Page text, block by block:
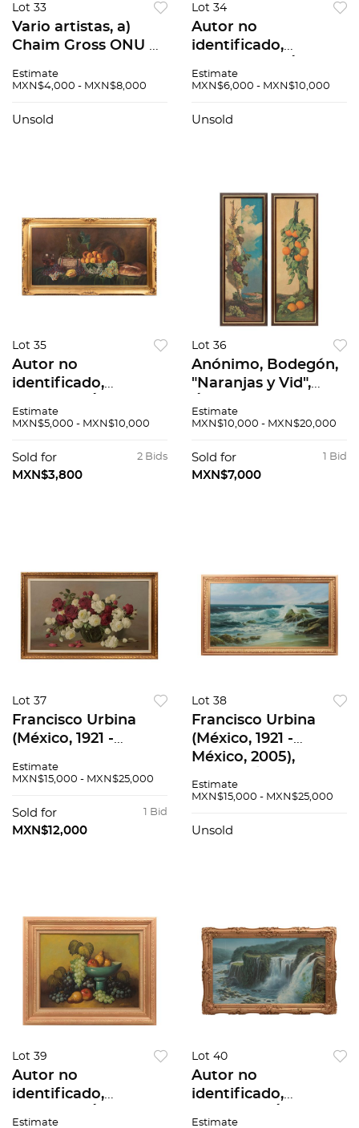
Lot 33
Vario artistas, a)
Chaim Gross ONU b)
Frank Reichental, a)
con COA 891/1500 b)
Estimate
MXN$4,000 - MXN$8,000
Unsold
Lot 34
Autor no
identificado,
sobre tela. Firmado
x 44 cm
Estimate
MXN$6,000 - MXN$10,000
Unsold
Lot 35
Autor no
identificado,
tela. Firmado
74., 120 x 60 cm
Estimate
MXN$5,000 - MXN$10,000
2 Bids
Sold for
MXN$3,800
Lot 36
Anónimo, Bodegón,
"Naranjas y Vid",
Firmado "Miravalle?",
Estimate
MXN$10,000 - MXN$20,000
1 Bid
Sold for
MXN$7,000
Lot 37
Francisco Urbina
(México, 1921 -
Bouquet, Rosas,
Firmado "Urbina".,
120 x 70 cm
Estimate
MXN$15,000 - MXN$25,000
1 Bid
Sold for
MXN$12,000
Lot 38
Francisco Urbina
(México, 1921 -
México, 2005),
tela. Firmado
Estimate
MXN$15,000 - MXN$25,000
Unsold
Lot 39
Autor no
identificado,
Estimate
Lot 40
Autor no
identificado,
Estimate